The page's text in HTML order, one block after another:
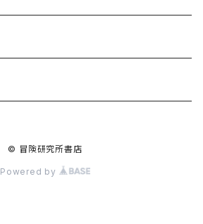
© 冒険研究所書店
Powered by